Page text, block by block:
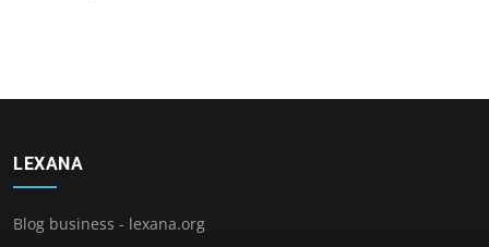
LEXANA
Blog business - lexana.org